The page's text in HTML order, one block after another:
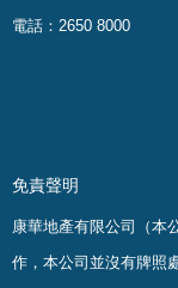
電話：2650 8000
免責聲明
康華地產有限公司（本
作，本公司並沒有牌照